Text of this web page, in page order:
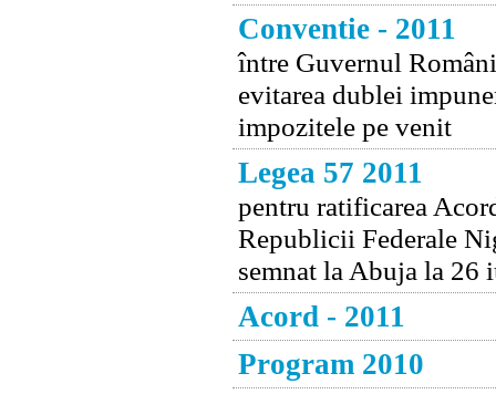
Conventie - 2011
între Guvernul
evitarea dublei
impozitele pe venit
Legea 57 2011
pentru ratificarea
Republicii Federale
semnat la Abuja la 26
Acord - 2011
Program 2010